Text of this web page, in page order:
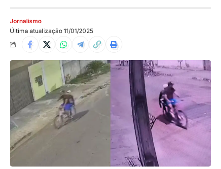
Última atualização 11/01/2025
Jornalismo